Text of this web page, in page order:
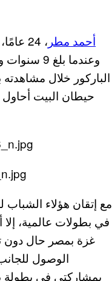
أحمد مطر
، 24
وعندما
الباركور خلال
حيطان البيت
مع إتقان هؤلاء الشباب
في بطولات عالمية،
غزة بمصر حال دون
الوصول
بمشاركتي في بطولة